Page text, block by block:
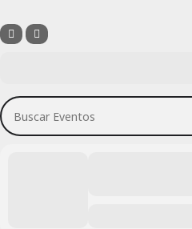
Buscar Eventos